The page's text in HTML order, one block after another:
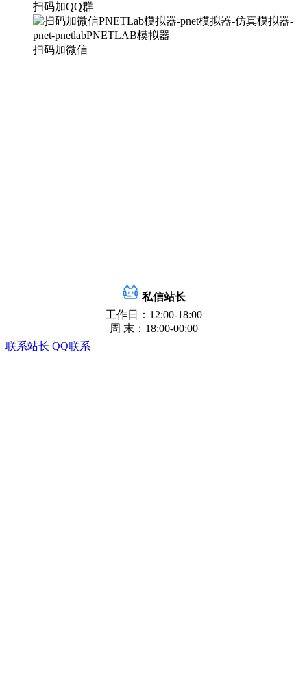
扫码加QQ群
扫码加微信
私信站长
工作日：12:00-18:00
周 末：18:00-00:00
联系站长 QQ联系